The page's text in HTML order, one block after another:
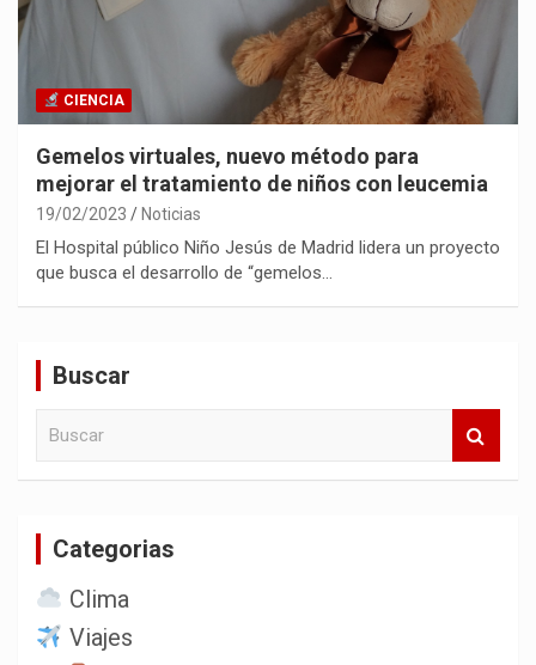
CIENCIA
Gemelos virtuales, nuevo método para
mejorar el tratamiento de niños con leucemia
19/02/2023 Noticias
El Hospital público Niño Jesús de Madrid lidera un proyecto
que busca el desarrollo de “gemelos…
Buscar
Categorias
Clima
Viajes